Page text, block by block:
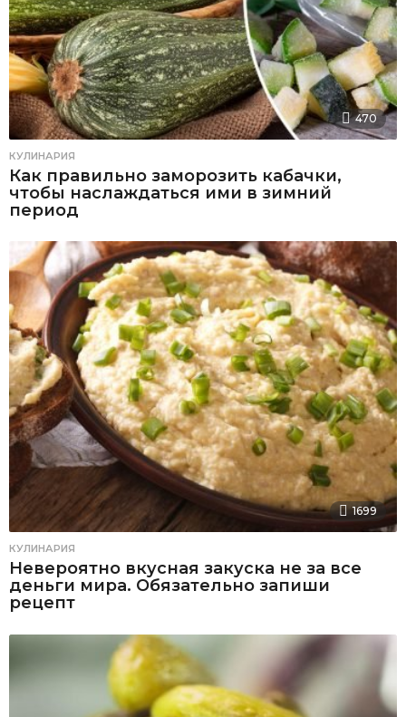
470
КУЛИНАРИЯ
Как правильно заморозить кабачки,
чтобы наслаждаться ими в зимний
период
1699
КУЛИНАРИЯ
Невероятно вкусная закуска не за все
деньги мира. Обязательно запиши
рецепт